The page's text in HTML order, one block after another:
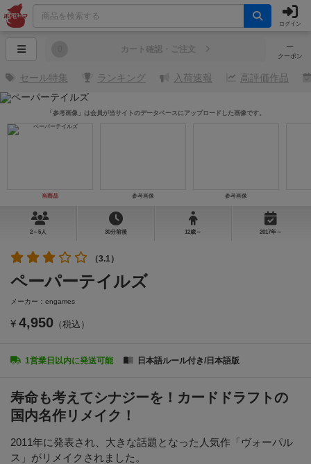
ログイン
─
クーポン
カート確認・ご注文
セール特集 ランキング 入荷速報 高評価作品
当商品 参考画像 参考画像
「参考画像」は会員が当サイトのデータベースにアップロードした画像です。
2～5人 30分前後 12歳～ 2017年～
（3.1）
ペーパーテイルズ
メーカー：engames
¥ 4,950 （税込）
1営業日以内に発送可能 日本語ルール付き/日本語版
寿命も考えてシナジーを！カードドラフトの
国内名作リメイク！
2011年に発表され、大きな話題となった人気作「ヴォーパル
ス」がリメイクされました。